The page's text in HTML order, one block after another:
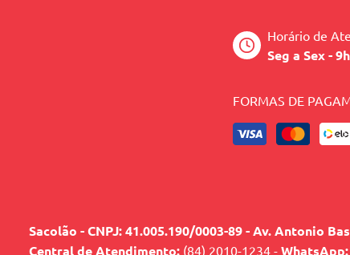
Horário de
Seg a Sex -
FORMAS DE
Sacolão - CNPJ: 41.005.190/0003-89 - Av. Antonio
Central de Atendimento: (84) 2010-1234 - WhatsApp: